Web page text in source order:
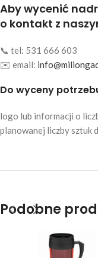
Aby wycenić
o kontakt z
📞 tel: 531 666 603
✉️ email:
Do wyceny
logo lub informacji o
planowanej liczby sztuk
Podobne